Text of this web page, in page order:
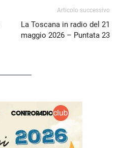
Articolo successivo
La Toscana in radio del 21
maggio 2026 – Puntata 23